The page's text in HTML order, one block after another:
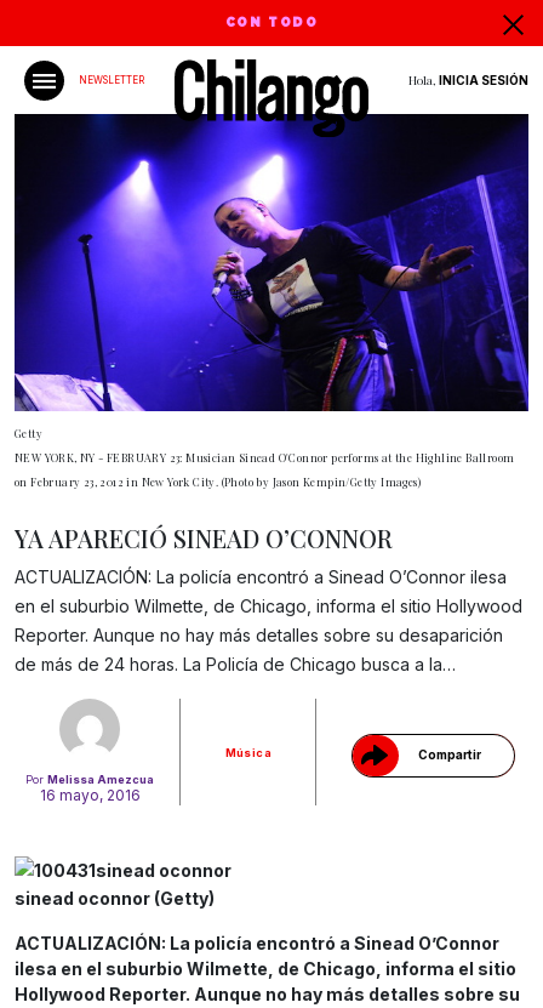
CON TODO
NEWSLETTER Hola, INICIA SESIÓN
Getty
NEW YORK, NY - FEBRUARY 23: Musician Sinead O'Connor performs at the Highline Ballroom
on February 23, 2012 in New York City. (Photo by Jason Kempin/Getty Images)
Por Melissa Amezcua
16 mayo, 2016
Música Compartir
Gracias!
YA APARECIÓ SINEAD O’CONNOR
ACTUALIZACIÓN: La policía encontró a Sinead O’Connor ilesa
en el suburbio Wilmette, de Chicago, informa el sitio Hollywood
Reporter. Aunque no hay más detalles sobre su desaparición
de más de 24 horas. La Policía de Chicago busca a la…
sinead oconnor (Getty)
ACTUALIZACIÓN: La policía encontró a Sinead O’Connor
ilesa en el suburbio Wilmette, de Chicago, informa el sitio
Hollywood Reporter. Aunque no hay más detalles sobre su